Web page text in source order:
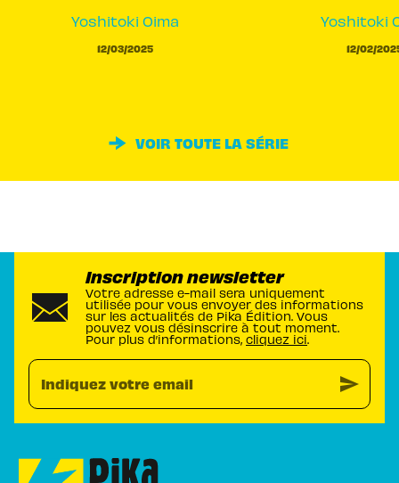
Yoshitoki Oima
12/03/2025
Yoshitoki
12/02/
VOIR TOUTE LA SÉRIE
Inscription newsletter
Votre adresse e-mail sera uniquement
utilisée pour vous envoyer des informations
sur les actualités de Pika Édition. Vous
pouvez vous désinscrire à tout moment.
Pour plus d’informations, cliquez ici.
Indiquez votre email send